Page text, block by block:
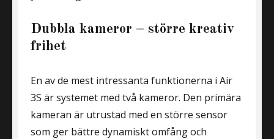
Dubbla kameror – större kreativ
frihet
En av de mest intressanta funktionerna i Air
3S är systemet med två kameror. Den primära
kameran är utrustad med en större sensor
som ger bättre dynamiskt omfång och